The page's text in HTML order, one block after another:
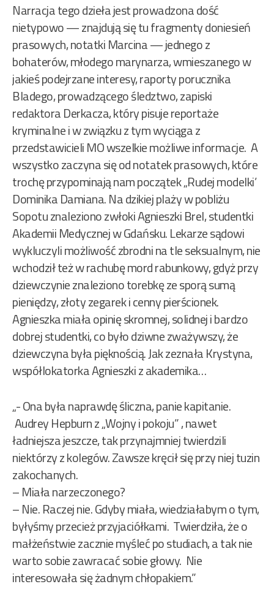
Narracja tego dzieła jest prowadzona dość
nietypowo — znajdują się tu fragmenty doniesień
prasowych, notatki Marcina — jednego z
bohaterów, młodego marynarza, wmieszanego w
jakieś podejrzane interesy, raporty porucznika
Bladego, prowadzącego śledztwo, zapiski
redaktora Derkacza, który pisuje reportaże
kryminalne i w związku z tym wyciąga z
przedstawicieli MO wszelkie możliwe informacje. A
wszystko zaczyna się od notatek prasowych, które
trochę przypominają nam początek „Rudej modelki’
Dominika Damiana. Na dzikiej plaży w pobliżu
Sopotu znaleziono zwłoki Agnieszki Brel, studentki
Akademii Medycznej w Gdańsku. Lekarze sądowi
wykluczyli możliwość zbrodni na tle seksualnym, nie
wchodził też w rachubę mord rabunkowy, gdyż przy
dziewczynie znaleziono torebkę ze sporą sumą
pieniędzy, złoty zegarek i cenny pierścionek.
Agnieszka miała opinię skromnej, solidnej i bardzo
dobrej studentki, co było dziwne zważywszy, że
dziewczyna była pięknością. Jak zeznała Krystyna,
współlokatorka Agnieszki z akademika…
„- Ona była naprawdę śliczna, panie kapitanie.
Audrey Hepburn z „Wojny i pokoju” , nawet
ładniejsza jeszcze, tak przynajmniej twierdzili
niektórzy z kolegów. Zawsze kręcił się przy niej tuzin
zakochanych.
– Miała narzeczonego?
– Nie. Raczej nie. Gdyby miała, wiedziałabym o tym,
byłyśmy przecież przyjaciółkami. Twierdziła, że o
małżeństwie zacznie myśleć po studiach, a tak nie
warto sobie zawracać sobie głowy. Nie
interesowała się żadnym chłopakiem.”